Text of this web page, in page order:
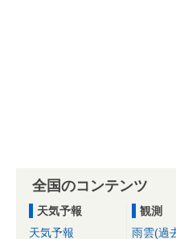
全国のコンテンツ
天気予報
天気予報
観測
雨雲(過